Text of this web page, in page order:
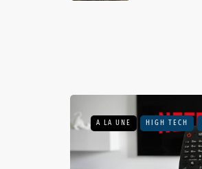
A LA UNE HIGH TECH